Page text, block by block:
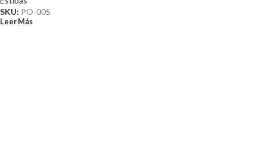
SKU: PO-005
Leer Más